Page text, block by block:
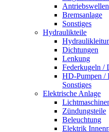
Antriebswellen
Bremsanlage
Sonstiges
Hydraulikteile
Dichtungen
Lenkung
Federkugeln /
HD-Pumpen /
Sonstiges
Elektrische Anlage
Zündungsteile
Beleuchtung
Elektrik